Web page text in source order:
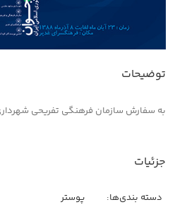
توضیحات
به سفارش سازمان فرهنگی تفریحی شهرداری
جزئیات
دسته بندی‌ها: پوستر